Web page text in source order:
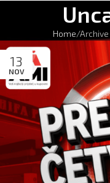
Home
13
NOV